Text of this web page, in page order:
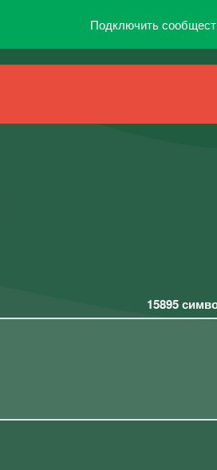
Подключить
15895